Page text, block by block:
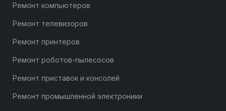
Ремонт компьютеров
Ремонт телевизоров
Ремонт принтеров
Ремонт роботов-пылесосов
Ремонт приставок и консолей
Ремонт промышленной электроники